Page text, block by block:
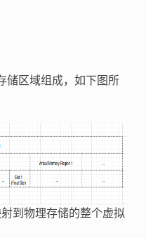
储区域组成，如下图所
到物理存储的整个虚拟